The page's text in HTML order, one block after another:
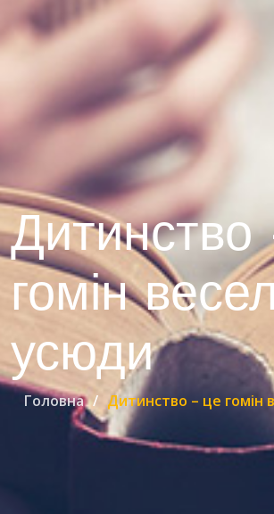
гомін
усюди
Головна Дитинство – це гомін